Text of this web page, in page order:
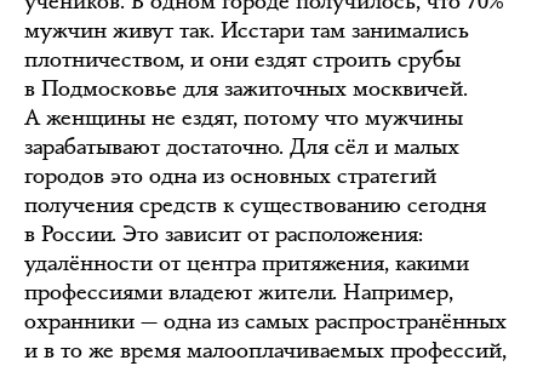
мужчин живут так. Исстари там занимались
плотничеством, и они ездят строить срубы
в Подмосковье для зажиточных москвичей.
А женщины не ездят, потому что мужчины
зарабатывают достаточно. Для сёл и малых
городов это одна из основных стратегий
получения средств к существованию сегодня
в России. Это зависит от расположения:
удалённости от центра притяжения, какими
профессиями владеют жители. Например,
охранники — одна из самых распространённых
и в то же время малооплачиваемых профессий,